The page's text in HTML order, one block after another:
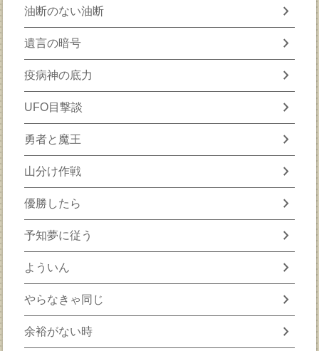
油断のない油断 chevron_right
遺言の暗号 chevron_right
疫病神の底力 chevron_right
UFO目撃談 chevron_right
勇者と魔王 chevron_right
山分け作戦 chevron_right
優勝したら chevron_right
予知夢に従う chevron_right
よういん chevron_right
やらなきゃ同じ chevron_right
余裕がない時 chevron_right